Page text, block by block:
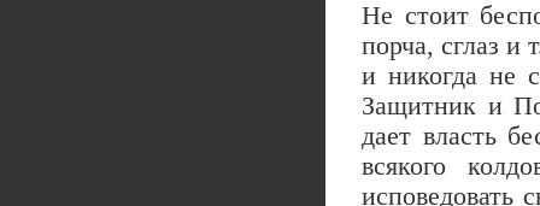
Не стоит
порча, сглаз и
и никогда не
Защитник и
дает власть
всякого
исповедовать